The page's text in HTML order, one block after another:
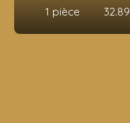
1 pièce 32.89